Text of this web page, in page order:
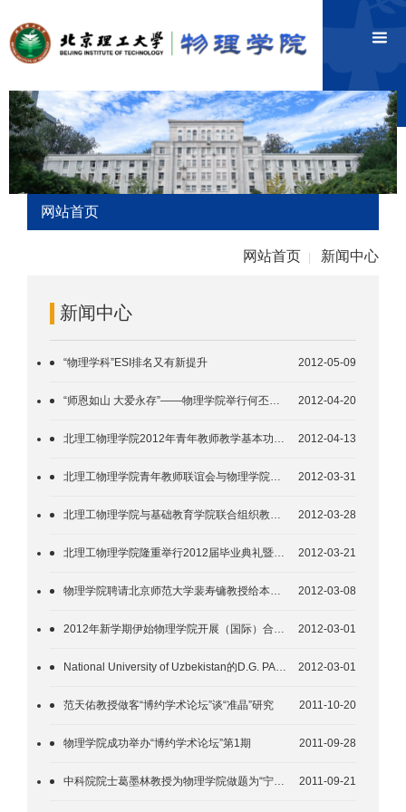
网站首页
网站首页 新闻中心
新闻中心
2012-05-09
“物理学科”ESI排名又有新提升
2012-04-20
“师恩如山 大爱永存”——物理学院举行何丕应奖学金捐赠仪式
2012-04-13
北理工物理学院2012年青年教师教学基本功比赛圆满举行
2012-03-31
北理工物理学院青年教师联谊会与物理学院校友举行学术交流
2012-03-28
北理工物理学院与基础教育学院联合组织教师教学交流活动
2012-03-21
北理工物理学院隆重举行2012届毕业典礼暨学位授予仪式
2012-03-08
物理学院聘请北京师范大学裴寿镛教授给本科生讲授名牌课程
2012-03-01
2012年新学期伊始物理学院开展（国际）合作与交流
2012-03-01
National University of Uzbekistan的D.G. PAK教授访问北理工物理学院
2011-10-20
范天佑教授做客“博约学术论坛”谈“准晶”研究
2011-09-28
物理学院成功举办“博约学术论坛”第1期
2011-09-21
中科院院士葛墨林教授为物理学院做题为“宁拙毋巧，宁朴毋华”的精彩讲座